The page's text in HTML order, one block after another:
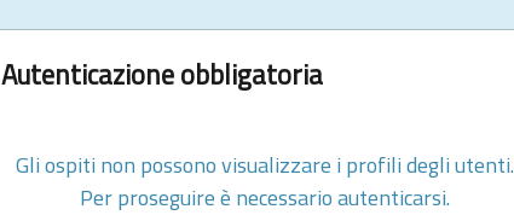
Autenticazione obbligatoria
Gli ospiti non possono visualizzare i profili degli utenti.
Per proseguire è necessario autenticarsi.